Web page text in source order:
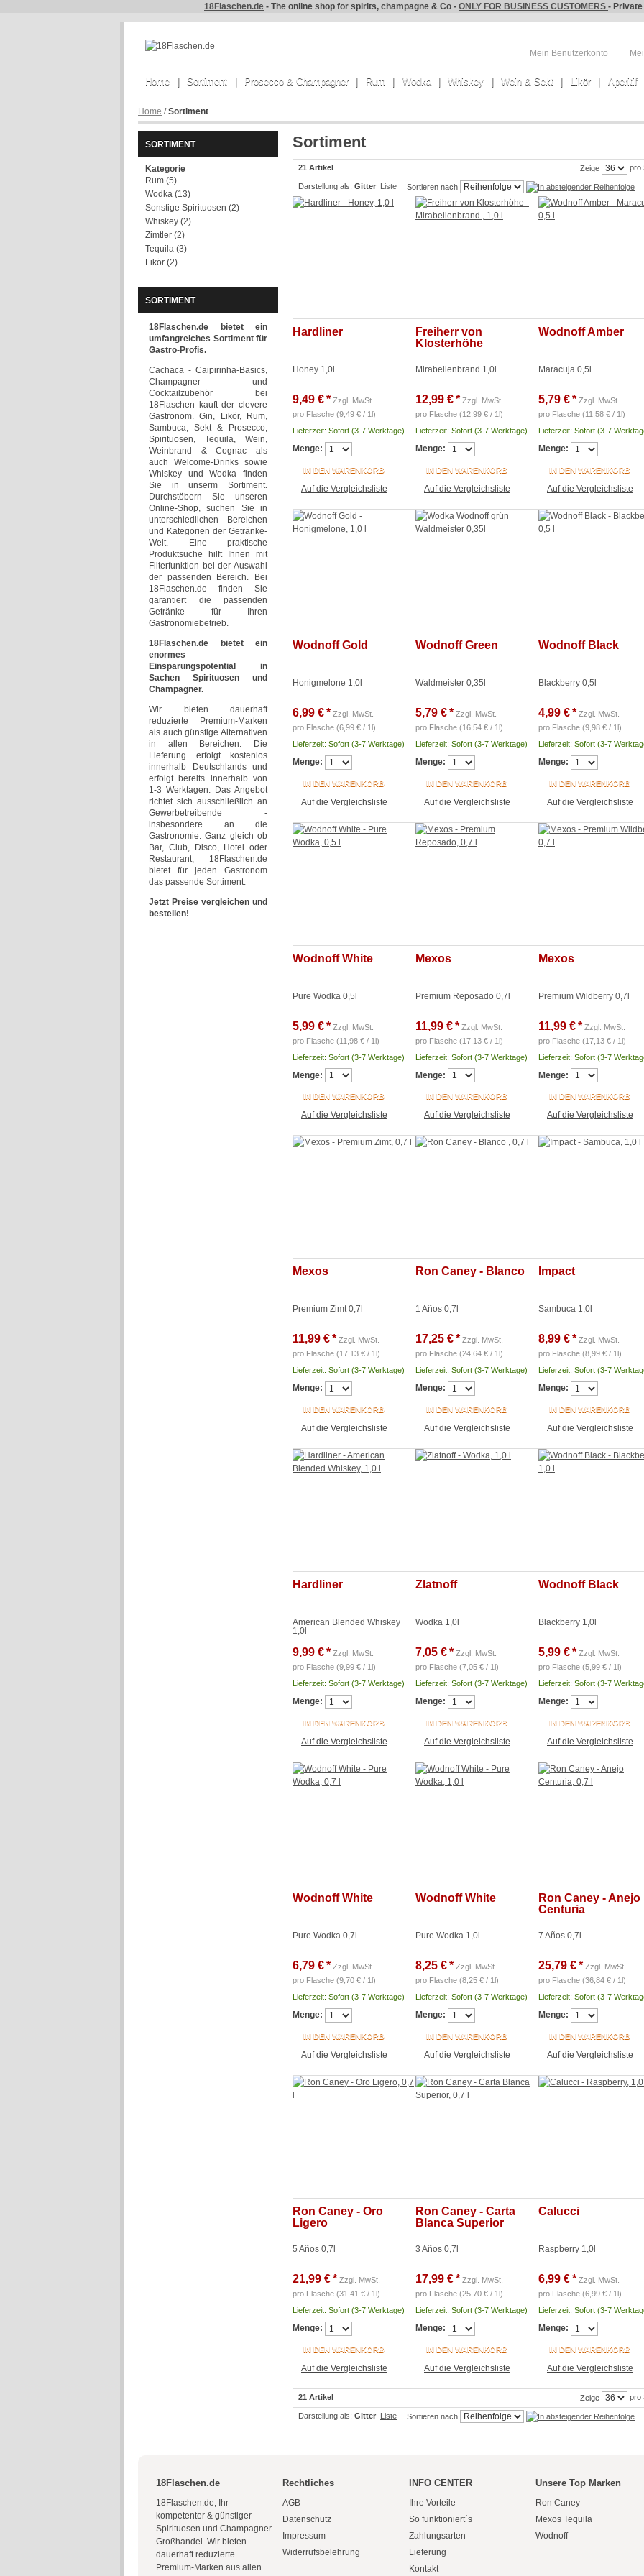
18Flaschen.de - The online shop for spirits, champagne & Co - ONLY FOR BUSINESS CUSTOMERS -
Mein Benutzerkonto
Home Sortiment Prosecco & Champagner Rum Wodka Whiskey Wein & Sekt Likör Aperitif
Home /Sortiment
SORTIMENT
Kategorie
Rum (5)
Wodka (13)
Sonstige Spirituosen (2)
Whiskey (2)
Zimtler (2)
Tequila (3)
Likör (2)
SORTIMENT
18Flaschen.de bietet ein
umfangreiches Sortiment für
Gastro-Profis.
Cachaca - Caipirinha-Basics,
Champagner und
Cocktailzubehör bei
18Flaschen kauft der clevere
Gastronom. Gin, Likör, Rum,
Sambuca, Sekt & Prosecco,
Spirituosen, Tequila, Wein,
Weinbrand & Cognac als
auch Welcome-Drinks sowie
Whiskey und Wodka finden
Sie in unserm Sortiment.
Durchstöbern Sie unseren
Online-Shop, suchen Sie in
unterschiedlichen Bereichen
und Kategorien der Getränke-
Welt. Eine praktische
Produktsuche hilft Ihnen mit
Filterfunktion bei der Auswahl
der passenden Bereich. Bei
18Flaschen.de finden Sie
garantiert die passenden
Getränke für Ihren
Gastronomiebetrieb.
18Flaschen.de bietet ein
enormes
Einsparungspotential in
Sachen Spirituosen und
Champagner.
Wir bieten dauerhaft
reduzierte Premium-Marken
als auch günstige Alternativen
in allen Bereichen. Die
Lieferung erfolgt kostenlos
innerhalb Deutschlands und
erfolgt bereits innerhalb von
1-3 Werktagen. Das Angebot
richtet sich ausschließlich an
Gewerbetreibende -
insbesondere an die
Gastronomie. Ganz gleich ob
Bar, Club, Disco, Hotel oder
Restaurant, 18Flaschen.de
bietet für jeden Gastronom
das passende Sortiment.
Jetzt Preise vergleichen und
bestellen!
Sortiment
21 Artikel Zeige pro
Darstellung als: Gitter Liste Sortieren nach
Hardliner
Honey 1,0l
9,49 €* Zzgl. MwSt.
pro Flasche (9,49 € / 1l)
Lieferzeit: Sofort (3-7 Werktage)
Menge:
IN DEN WARENKORB
Auf die Vergleichsliste
Freiherr von
Klosterhöhe
Mirabellenbrand 1,0l
12,99 €* Zzgl. MwSt.
pro Flasche (12,99 € / 1l)
Lieferzeit: Sofort (3-7 Werktage)
Menge:
IN DEN WARENKORB
Auf die Vergleichsliste
Wodnoff Amber
Maracuja 0,5l
5,79 €* Zzgl. MwSt.
pro Flasche (11,58 € / 1l)
Lieferzeit: Sofort (3-7
Menge:
IN DEN WARENKORB
Auf die Vergleichsliste
Wodnoff Gold
Honigmelone 1,0l
6,99 €* Zzgl. MwSt.
pro Flasche (6,99 € / 1l)
Lieferzeit: Sofort (3-7 Werktage)
Menge:
IN DEN WARENKORB
Auf die Vergleichsliste
Wodnoff Green
Waldmeister 0,35l
5,79 €* Zzgl. MwSt.
pro Flasche (16,54 € / 1l)
Lieferzeit: Sofort (3-7 Werktage)
Menge:
IN DEN WARENKORB
Auf die Vergleichsliste
Wodnoff Black
Blackberry 0,5l
4,99 €* Zzgl. MwSt.
pro Flasche (9,98 € / 1l)
Lieferzeit: Sofort (3-7
Menge:
IN DEN WARENKORB
Auf die Vergleichsliste
Wodnoff White
Pure Wodka 0,5l
5,99 €* Zzgl. MwSt.
pro Flasche (11,98 € / 1l)
Lieferzeit: Sofort (3-7 Werktage)
Menge:
IN DEN WARENKORB
Auf die Vergleichsliste
Mexos
Premium Reposado 0,7l
11,99 €* Zzgl. MwSt.
pro Flasche (17,13 € / 1l)
Lieferzeit: Sofort (3-7 Werktage)
Menge:
IN DEN WARENKORB
Auf die Vergleichsliste
Mexos
Premium Wildberry 0,7l
11,99 €* Zzgl. MwSt.
pro Flasche (17,13 € / 1l)
Lieferzeit: Sofort (3-7
Menge:
IN DEN WARENKORB
Auf die Vergleichsliste
Mexos
Premium Zimt 0,7l
11,99 €* Zzgl. MwSt.
pro Flasche (17,13 € / 1l)
Lieferzeit: Sofort (3-7 Werktage)
Menge:
IN DEN WARENKORB
Auf die Vergleichsliste
Ron Caney - Blanco
1 Años 0,7l
17,25 €* Zzgl. MwSt.
pro Flasche (24,64 € / 1l)
Lieferzeit: Sofort (3-7 Werktage)
Menge:
IN DEN WARENKORB
Auf die Vergleichsliste
Impact
Sambuca 1,0l
8,99 €* Zzgl. MwSt.
pro Flasche (8,99 € / 1l)
Lieferzeit: Sofort (3-7
Menge:
IN DEN WARENKORB
Auf die Vergleichsliste
Hardliner
American Blended Whiskey
1,0l
9,99 €* Zzgl. MwSt.
pro Flasche (9,99 € / 1l)
Lieferzeit: Sofort (3-7 Werktage)
Menge:
IN DEN WARENKORB
Auf die Vergleichsliste
Zlatnoff
Wodka 1,0l
7,05 €* Zzgl. MwSt.
pro Flasche (7,05 € / 1l)
Lieferzeit: Sofort (3-7 Werktage)
Menge:
IN DEN WARENKORB
Auf die Vergleichsliste
Wodnoff Black
Blackberry 1,0l
5,99 €* Zzgl. MwSt.
pro Flasche (5,99 € / 1l)
Lieferzeit: Sofort (3-7
Menge:
IN DEN WARENKORB
Auf die Vergleichsliste
Wodnoff White
Pure Wodka 0,7l
6,79 €* Zzgl. MwSt.
pro Flasche (9,70 € / 1l)
Lieferzeit: Sofort (3-7 Werktage)
Menge:
IN DEN WARENKORB
Auf die Vergleichsliste
Wodnoff White
Pure Wodka 1,0l
8,25 €* Zzgl. MwSt.
pro Flasche (8,25 € / 1l)
Lieferzeit: Sofort (3-7 Werktage)
Menge:
IN DEN WARENKORB
Auf die Vergleichsliste
Ron Caney - Anejo
Centuria
7 Años 0,7l
25,79 €* Zzgl. MwSt.
pro Flasche (36,84 € / 1l)
Lieferzeit: Sofort (3-7
Menge:
IN DEN WARENKORB
Auf die Vergleichsliste
Ron Caney - Oro
Ligero
5 Años 0,7l
21,99 €* Zzgl. MwSt.
pro Flasche (31,41 € / 1l)
Lieferzeit: Sofort (3-7 Werktage)
Menge:
IN DEN WARENKORB
Auf die Vergleichsliste
Ron Caney - Carta
Blanca Superior
3 Años 0,7l
17,99 €* Zzgl. MwSt.
pro Flasche (25,70 € / 1l)
Lieferzeit: Sofort (3-7 Werktage)
Menge:
IN DEN WARENKORB
Auf die Vergleichsliste
Calucci
Raspberry 1,0l
6,99 €* Zzgl. MwSt.
pro Flasche (6,99 € / 1l)
Lieferzeit: Sofort (3-7
Menge:
IN DEN WARENKORB
Auf die Vergleichsliste
21 Artikel Zeige pro
Darstellung als: Gitter Liste Sortieren nach
18Flaschen.de
18Flaschen.de, Ihr
kompetenter & günstiger
Spirituosen und Champagner
Großhandel. Wir bieten
dauerhaft reduzierte
Premium-Marken aus allen
Rechtliches
AGB
Datenschutz
Impressum
Widerrufsbelehrung
INFO CENTER
Ihre Vorteile
So funktioniert´s
Zahlungsarten
Lieferung
Kontakt
Unsere Top Marken
Ron Caney
Mexos Tequila
Wodnoff